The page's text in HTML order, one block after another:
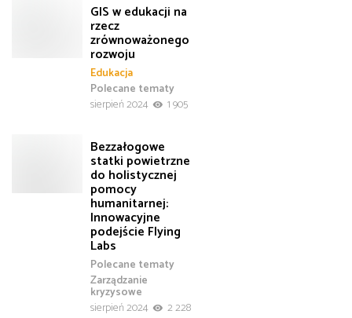
GIS w edukacji na
rzecz
zrównoważonego
rozwoju
Edukacja
Polecane tematy
sierpień 2024
1 905
Bezzałogowe
statki powietrzne
do holistycznej
pomocy
humanitarnej:
Innowacyjne
podejście Flying
Labs
Polecane tematy
Zarządzanie
kryzysowe
sierpień 2024
2 228